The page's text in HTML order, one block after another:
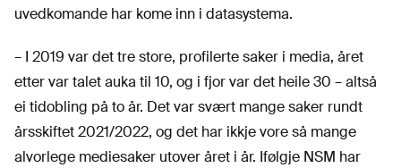
uvedkomande har kome inn i datasystema.
– I 2019 var det tre store, profilerte saker i media, året
etter var talet auka til 10, og i fjor var det heile 30 – altså
ei tidobling på to år. Det var svært mange saker rundt
årsskiftet 2021/2022, og det har ikkje vore så mange
alvorlege mediesaker utover året i år. Ifølgje NSM har